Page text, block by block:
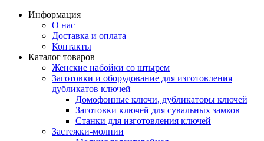
Информация
О нас
Доставка и оплата
Контакты
Каталог товаров
Женские набойки со штырем
Заготовки и оборудование для изготовления
дубликатов ключей
Домофонные ключи, дубликаторы ключей
Заготовки ключей для сувальных замков
Станки для изготовления ключей
Застежки-молнии